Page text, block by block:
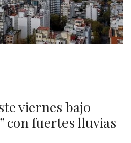
viernes bajo
con fuertes lluvias